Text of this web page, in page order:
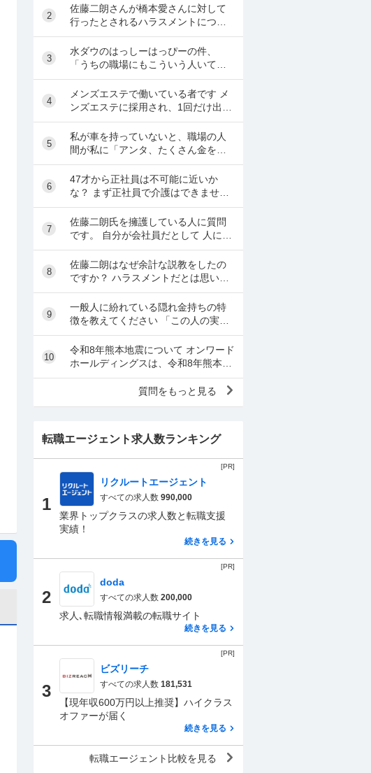
2
佐藤二朗さんが橋本愛さんに対して
行ったとされるハラスメントについ
て、佐藤二朗さんを擁護する意見が
多いですよね。 これは極端に言え
ば、 「ハラスメントでは...
3
水ダウのはっしーはっぴーの件、
「うちの職場にもこういう人いて笑
えない」っていう共感のポストがツ
イッターやyoutubeのコメント欄に多
すぎてそっちに驚いて...
4
メンズエステで働いている者です メ
ンズエステに採用され、1回だけ出勤
したのですが、研修（店長が担当）
の際や出勤時に「元々デリをやって
いたなら」という理由で...
5
私が車を持っていないと、職場の人
間が私に「アンタ、たくさん金を持
っているのだから車を買えよ。」と
言って来ます。 でも なんで しんどい
思いをして働いた金で...
6
47才から正社員は不可能に近いか
な？ まず正社員で介護はできませ
ん。 警備員は難しいです。できませ
ん。 運送会社の運転手は無理です。
できません 過去にうつ...
7
佐藤二朗氏を擁護している人に質問
です。 自分が会社員だとして 人に言
いたくない事情（病気や家族の事情
など）があり、上司や総務等に相談
した結果、仕事内容を...
8
佐藤二朗はなぜ余計な説教をしたの
ですか？ ハラスメントだとは思いま
せん。何でもかんでもハラスメント
という最近の風潮に反対です。た
だ、橋本愛からすれば良い気...
9
一般人に紛れている隠れ金持ちの特
徴を教えてください 「この人の実家
はかなり金持ちでかなり裕福な隠れ
お嬢さまなんだな」とわかる特徴を
教えてください 私の...
10
令和8年熊本地震について オンワード
ホールディングスは、令和8年熊本自
身で、大震災の余波の可能性が高い
中、従業員に売上金の確保（金庫へ
質問をもっと見る
転職エージェント求人数ランキング
[PR]
1
リクルートエージェント
すべての求人数 990,000
業界トップクラスの求人数と転職支援
実績！
続きを見る
[PR]
2
doda
すべての求人数 200,000
求人､転職情報満載の転職サイト
続きを見る
[PR]
3
ビズリーチ
すべての求人数 181,531
【現年収600万円以上推奨】ハイクラス
オファーが届く
続きを見る
転職エージェント比較を見る